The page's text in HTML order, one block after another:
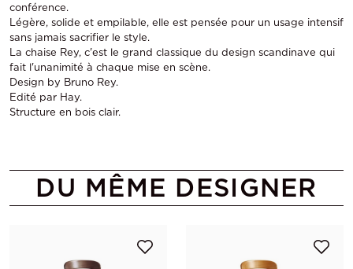
conférence.
Légère, solide et empilable, elle est pensée pour un usage intensif
sans jamais sacrifier le style.
La chaise Rey, c'est le grand classique du design scandinave qui
fait l'unanimité à chaque mise en scène.
Design by Bruno Rey.
Edité par Hay.
Structure en bois clair.
DU MÊME DESIGNER